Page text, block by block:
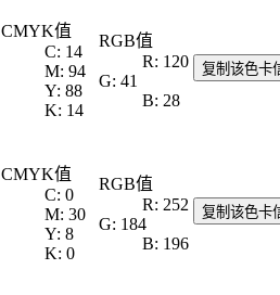
CMYK值
C: 14
M: 94
Y: 88
K: 14
RGB值
R: 120
G: 41
B: 28
复制该色卡
CMYK值
C: 0
M: 30
Y: 8
K: 0
RGB值
R: 252
G: 184
B: 196
复制该色卡